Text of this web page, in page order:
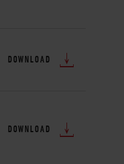
DOWNLOAD
DOWNLOAD